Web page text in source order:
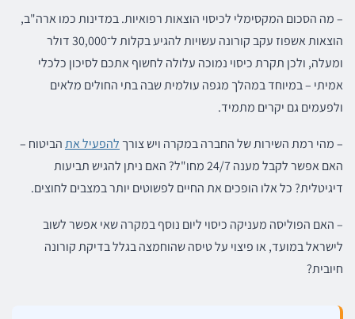
– מה הסכום המקסימלי לכיסוי הוצאות רפואיות. במדינות כמו ארה"ב,
הוצאות אשפוז עקב קורונה עשויות להגיע בקלות ל־30,000 דולר
ומעלה, ולכן תקרת כיסוי נמוכה עלולה לחשוף אתכם לסיכון כלכלי
אמיתי – במיוחד במהלך מגפה עולמית שבה בתי החולים מלאים
ולפעמים גם יקרים מתמיד.
– מהי רמת השירות של החברה במקרה ויש צורך להפעיל אתהביטוח –
האם אפשר לקבל מענה 24/7 מחו"ל? האם ניתן להגיש תביעות
דיגיטלית? כל אלו הופכים את החיים לפשוטים יותר במצבים לחוצים.
– האם הפוליסה מעניקה כיסוי ליום נוסף במקרה שאי אפשר לשוב
לישראל במועד, או פיצוי על טיסה שהוחמצה בגלל בדיקת קורונה
חיובית?